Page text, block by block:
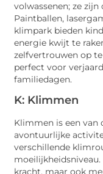
volwassenen; ze
Paintballen,
klimpark bieden
energie kwijt te
zelfvertrouwen op
perfect voor
familiedagen.
K: Klimmen
Klimmen is een van
avontuurlijke
verschillende
kracht, maar ook